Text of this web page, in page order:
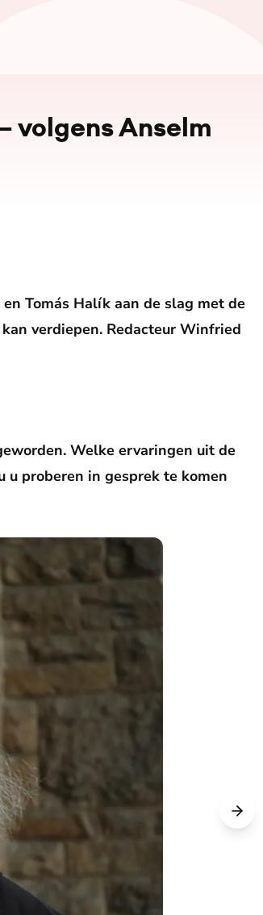
volgens Anselm
en Tomás Halík aan de slag met de
verdiepen. Redacteur Winfried
Welke ervaringen uit de
u proberen in gesprek te komen